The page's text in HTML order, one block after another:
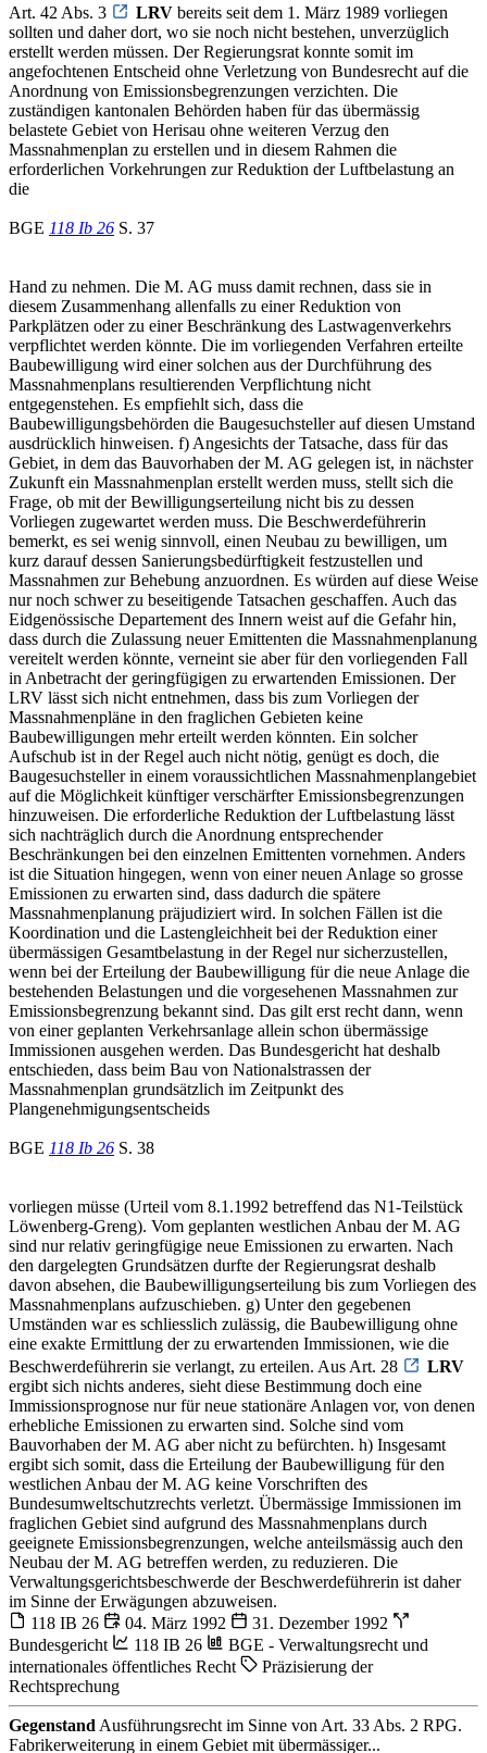
Art. 42 Abs. 3
LRV bereits seit dem 1. März 1989 vorliegen
sollten und daher dort, wo sie noch nicht bestehen, unverzüglich
erstellt werden müssen. Der Regierungsrat konnte somit im
angefochtenen Entscheid ohne Verletzung von Bundesrecht auf die
Anordnung von Emissionsbegrenzungen verzichten. Die
zuständigen kantonalen Behörden haben für das übermässig
belastete Gebiet von Herisau ohne weiteren Verzug den
Massnahmenplan zu erstellen und in diesem Rahmen die
erforderlichen Vorkehrungen zur Reduktion der Luftbelastung an
die
BGE 118 Ib 26 S. 37
Hand zu nehmen. Die M. AG muss damit rechnen, dass sie in
diesem Zusammenhang allenfalls zu einer Reduktion von
Parkplätzen oder zu einer Beschränkung des Lastwagenverkehrs
verpflichtet werden könnte. Die im vorliegenden Verfahren erteilte
Baubewilligung wird einer solchen aus der Durchführung des
Massnahmenplans resultierenden Verpflichtung nicht
entgegenstehen. Es empfiehlt sich, dass die
Baubewilligungsbehörden die Baugesuchsteller auf diesen Umstand
ausdrücklich hinweisen. f) Angesichts der Tatsache, dass für das
Gebiet, in dem das Bauvorhaben der M. AG gelegen ist, in nächster
Zukunft ein Massnahmenplan erstellt werden muss, stellt sich die
Frage, ob mit der Bewilligungserteilung nicht bis zu dessen
Vorliegen zugewartet werden muss. Die Beschwerdeführerin
bemerkt, es sei wenig sinnvoll, einen Neubau zu bewilligen, um
kurz darauf dessen Sanierungsbedürftigkeit festzustellen und
Massnahmen zur Behebung anzuordnen. Es würden auf diese Weise
nur noch schwer zu beseitigende Tatsachen geschaffen. Auch das
Eidgenössische Departement des Innern weist auf die Gefahr hin,
dass durch die Zulassung neuer Emittenten die Massnahmenplanung
vereitelt werden könnte, verneint sie aber für den vorliegenden Fall
in Anbetracht der geringfügigen zu erwartenden Emissionen. Der
LRV lässt sich nicht entnehmen, dass bis zum Vorliegen der
Massnahmenpläne in den fraglichen Gebieten keine
Baubewilligungen mehr erteilt werden könnten. Ein solcher
Aufschub ist in der Regel auch nicht nötig, genügt es doch, die
Baugesuchsteller in einem voraussichtlichen Massnahmenplangebiet
auf die Möglichkeit künftiger verschärfter Emissionsbegrenzungen
hinzuweisen. Die erforderliche Reduktion der Luftbelastung lässt
sich nachträglich durch die Anordnung entsprechender
Beschränkungen bei den einzelnen Emittenten vornehmen. Anders
ist die Situation hingegen, wenn von einer neuen Anlage so grosse
Emissionen zu erwarten sind, dass dadurch die spätere
Massnahmenplanung präjudiziert wird. In solchen Fällen ist die
Koordination und die Lastengleichheit bei der Reduktion einer
übermässigen Gesamtbelastung in der Regel nur sicherzustellen,
wenn bei der Erteilung der Baubewilligung für die neue Anlage die
bestehenden Belastungen und die vorgesehenen Massnahmen zur
Emissionsbegrenzung bekannt sind. Das gilt erst recht dann, wenn
von einer geplanten Verkehrsanlage allein schon übermässige
Immissionen ausgehen werden. Das Bundesgericht hat deshalb
entschieden, dass beim Bau von Nationalstrassen der
Massnahmenplan grundsätzlich im Zeitpunkt des
Plangenehmigungsentscheids
BGE 118 Ib 26 S. 38
vorliegen müsse (Urteil vom 8.1.1992 betreffend das N1-Teilstück
Löwenberg-Greng). Vom geplanten westlichen Anbau der M. AG
sind nur relativ geringfügige neue Emissionen zu erwarten. Nach
den dargelegten Grundsätzen durfte der Regierungsrat deshalb
davon absehen, die Baubewilligungserteilung bis zum Vorliegen des
Massnahmenplans aufzuschieben. g) Unter den gegebenen
Umständen war es schliesslich zulässig, die Baubewilligung ohne
eine exakte Ermittlung der zu erwartenden Immissionen, wie die
Beschwerdeführerin sie verlangt, zu erteilen. Aus Art. 28
LRV
ergibt sich nichts anderes, sieht diese Bestimmung doch eine
Immissionsprognose nur für neue stationäre Anlagen vor, von denen
erhebliche Emissionen zu erwarten sind. Solche sind vom
Bauvorhaben der M. AG aber nicht zu befürchten. h) Insgesamt
ergibt sich somit, dass die Erteilung der Baubewilligung für den
westlichen Anbau der M. AG keine Vorschriften des
Bundesumweltschutzrechts verletzt. Übermässige Immissionen im
fraglichen Gebiet sind aufgrund des Massnahmenplans durch
geeignete Emissionsbegrenzungen, welche anteilsmässig auch den
Neubau der M. AG betreffen werden, zu reduzieren. Die
Verwaltungsgerichtsbeschwerde der Beschwerdeführerin ist daher
im Sinne der Erwägungen abzuweisen.
118 IB 26
04. März 1992
31. Dezember 1992
Bundesgericht
118 IB 26
BGE - Verwaltungsrecht und
internationales öffentliches Recht
Präzisierung der
Rechtsprechung
Gegenstand Ausführungsrecht im Sinne von Art. 33 Abs. 2 RPG.
Fabrikerweiterung in einem Gebiet mit übermässiger...